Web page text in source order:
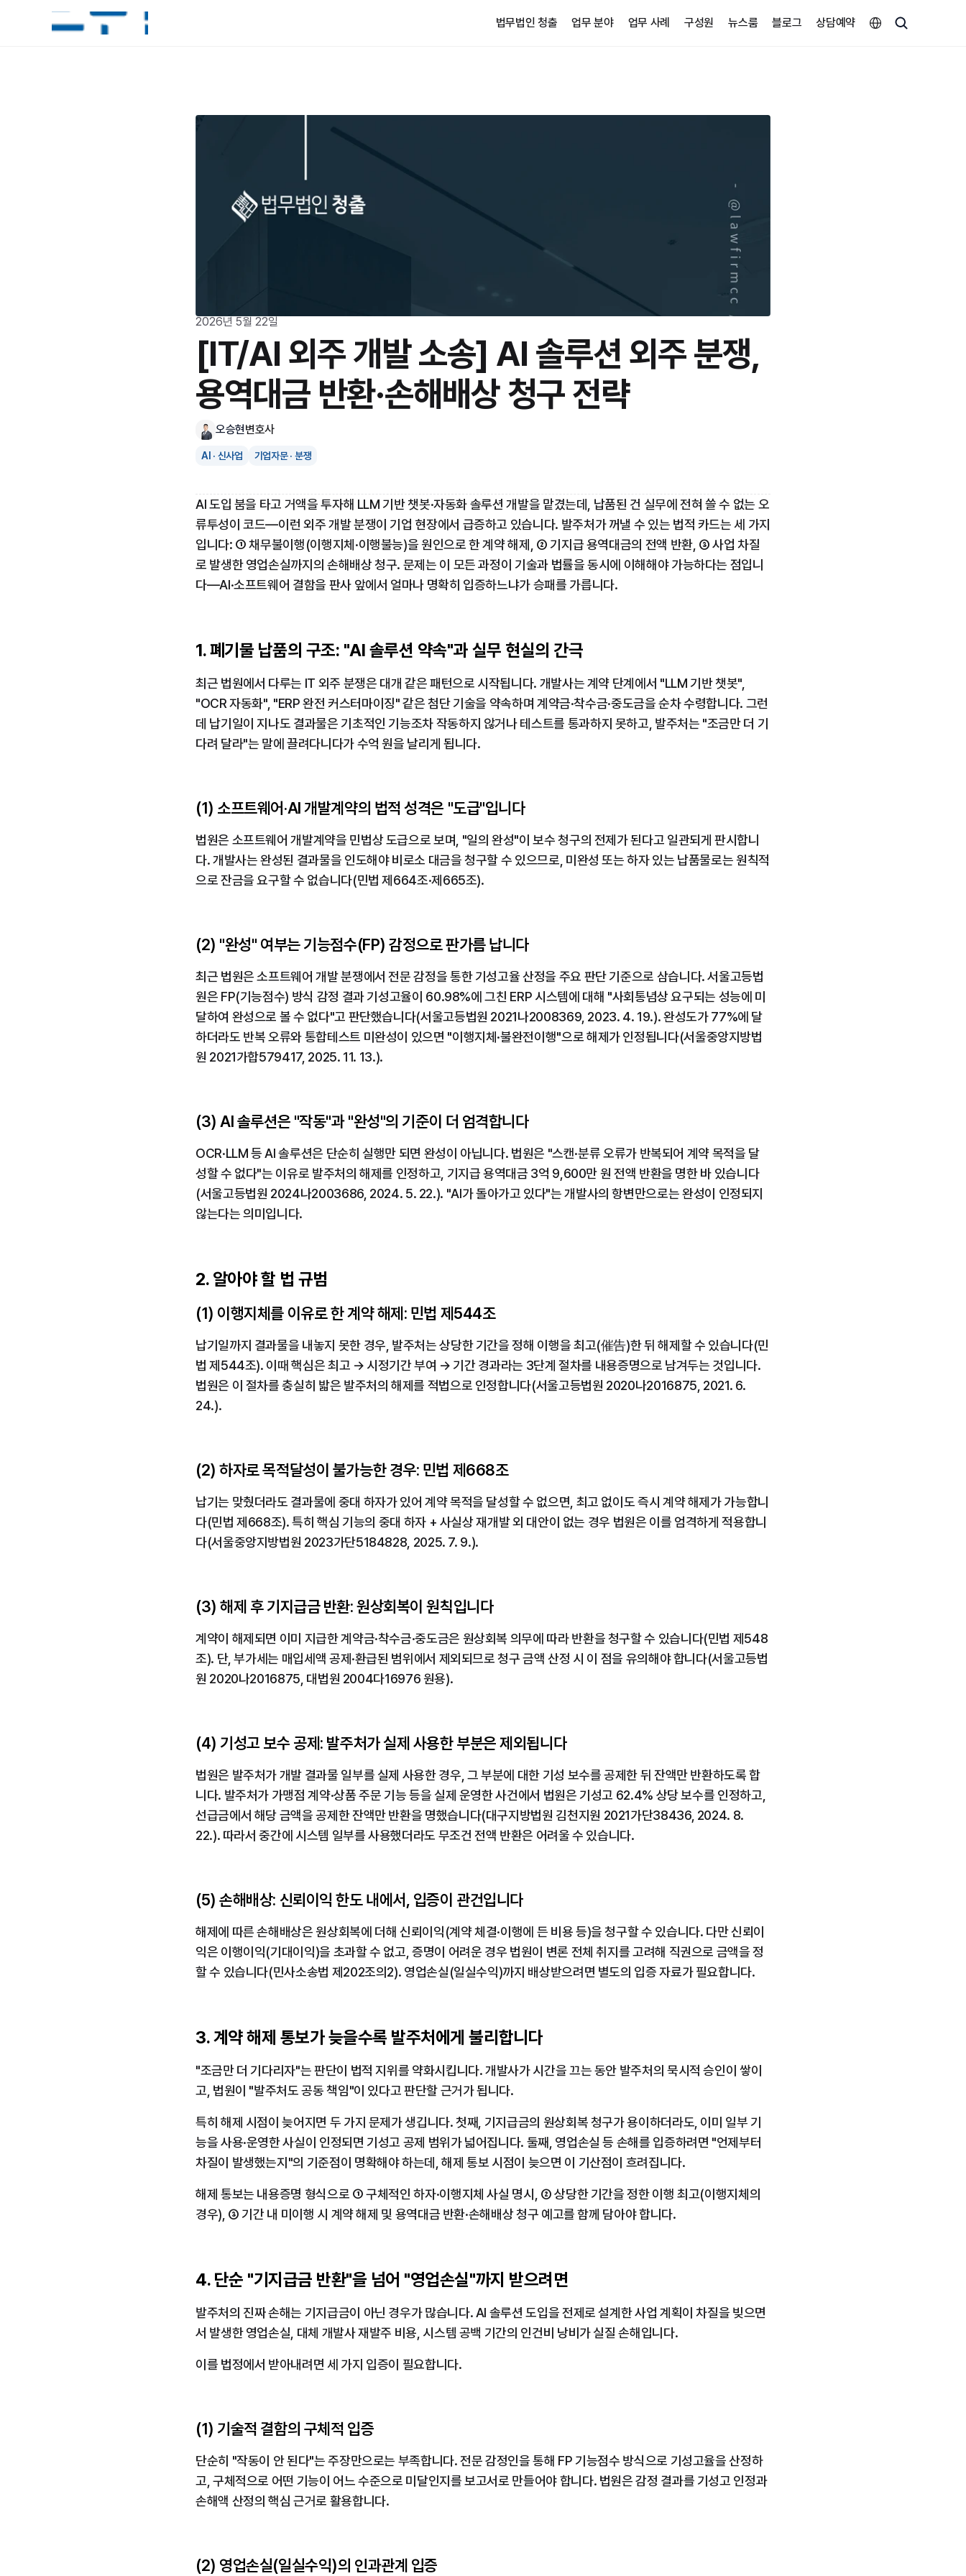
2026년 5월 22일
[IT/AI 외주 개발 소송] AI 솔루션 외주 분쟁,
용역대금 반환·손해배상 청구 전략
오승현변호사
AI · 신사업 기업자문 · 분쟁
AI 도입 붐을 타고 거액을 투자해 LLM 기반 챗봇·자동화 솔루션 개발을 맡겼는데, 납품된 건 실무에 전혀 쓸 수 없는 오
류투성이 코드—이런 외주 개발 분쟁이 기업 현장에서 급증하고 있습니다. 발주처가 꺼낼 수 있는 법적 카드는 세 가지
입니다: ① 채무불이행(이행지체·이행불능)을 원인으로 한 계약 해제, ② 기지급 용역대금의 전액 반환, ③ 사업 차질
로 발생한 영업손실까지의 손해배상 청구. 문제는 이 모든 과정이 기술과 법률을 동시에 이해해야 가능하다는 점입니
다—AI·소프트웨어 결함을 판사 앞에서 얼마나 명확히 입증하느냐가 승패를 가릅니다.
1. 폐기물 납품의 구조: "AI 솔루션 약속"과 실무 현실의 간극
최근 법원에서 다루는 IT 외주 분쟁은 대개 같은 패턴으로 시작됩니다. 개발사는 계약 단계에서 "LLM 기반 챗봇",
"OCR 자동화", "ERP 완전 커스터마이징" 같은 첨단 기술을 약속하며 계약금·착수금·중도금을 순차 수령합니다. 그런
데 납기일이 지나도 결과물은 기초적인 기능조차 작동하지 않거나 테스트를 통과하지 못하고, 발주처는 "조금만 더 기
다려 달라"는 말에 끌려다니다가 수억 원을 날리게 됩니다.
(1) 소프트웨어·AI 개발계약의 법적 성격은 "도급"입니다
법원은 소프트웨어 개발계약을 민법상 도급으로 보며, "일의 완성"이 보수 청구의 전제가 된다고 일관되게 판시합니
다. 개발사는 완성된 결과물을 인도해야 비로소 대금을 청구할 수 있으므로, 미완성 또는 하자 있는 납품물로는 원칙적
으로 잔금을 요구할 수 없습니다(민법 제664조·제665조).
(2) "완성" 여부는 기능점수(FP) 감정으로 판가름 납니다
최근 법원은 소프트웨어 개발 분쟁에서 전문 감정을 통한 기성고율 산정을 주요 판단 기준으로 삼습니다. 서울고등법
원은 FP(기능점수) 방식 감정 결과 기성고율이 60.98%에 그친 ERP 시스템에 대해 "사회통념상 요구되는 성능에 미
달하여 완성으로 볼 수 없다"고 판단했습니다(서울고등법원 2021나2008369, 2023. 4. 19.). 완성도가 77%에 달
하더라도 반복 오류와 통합테스트 미완성이 있으면 "이행지체·불완전이행"으로 해제가 인정됩니다(서울중앙지방법
원 2021가합579417, 2025. 11. 13.).
(3) AI 솔루션은 "작동"과 "완성"의 기준이 더 엄격합니다
OCR·LLM 등 AI 솔루션은 단순히 실행만 되면 완성이 아닙니다. 법원은 "스캔·분류 오류가 반복되어 계약 목적을 달
성할 수 없다"는 이유로 발주처의 해제를 인정하고, 기지급 용역대금 3억 9,600만 원 전액 반환을 명한 바 있습니다
(서울고등법원 2024나2003686, 2024. 5. 22.). "AI가 돌아가고 있다"는 개발사의 항변만으로는 완성이 인정되지
않는다는 의미입니다.
2. 알아야 할 법 규범
(1) 이행지체를 이유로 한 계약 해제: 민법 제544조
납기일까지 결과물을 내놓지 못한 경우, 발주처는 상당한 기간을 정해 이행을 최고(催告)한 뒤 해제할 수 있습니다(민
법 제544조). 이때 핵심은 최고 → 시정기간 부여 → 기간 경과라는 3단계 절차를 내용증명으로 남겨두는 것입니다.
법원은 이 절차를 충실히 밟은 발주처의 해제를 적법으로 인정합니다(서울고등법원 2020나2016875, 2021. 6.
24.).
(2) 하자로 목적달성이 불가능한 경우: 민법 제668조
납기는 맞췄더라도 결과물에 중대 하자가 있어 계약 목적을 달성할 수 없으면, 최고 없이도 즉시 계약 해제가 가능합니
다(민법 제668조). 특히 핵심 기능의 중대 하자 + 사실상 재개발 외 대안이 없는 경우 법원은 이를 엄격하게 적용합니
다(서울중앙지방법원 2023가단5184828, 2025. 7. 9.).
(3) 해제 후 기지급금 반환: 원상회복이 원칙입니다
계약이 해제되면 이미 지급한 계약금·착수금·중도금은 원상회복 의무에 따라 반환을 청구할 수 있습니다(민법 제548
조). 단, 부가세는 매입세액 공제·환급된 범위에서 제외되므로 청구 금액 산정 시 이 점을 유의해야 합니다(서울고등법
원 2020나2016875, 대법원 2004다16976 원용).
(4) 기성고 보수 공제: 발주처가 실제 사용한 부분은 제외됩니다
법원은 발주처가 개발 결과물 일부를 실제 사용한 경우, 그 부분에 대한 기성 보수를 공제한 뒤 잔액만 반환하도록 합
니다. 발주처가 가맹점 계약·상품 주문 기능 등을 실제 운영한 사건에서 법원은 기성고 62.4% 상당 보수를 인정하고,
선급금에서 해당 금액을 공제한 잔액만 반환을 명했습니다(대구지방법원 김천지원 2021가단38436, 2024. 8.
22.). 따라서 중간에 시스템 일부를 사용했더라도 무조건 전액 반환은 어려울 수 있습니다.
(5) 손해배상: 신뢰이익 한도 내에서, 입증이 관건입니다
해제에 따른 손해배상은 원상회복에 더해 신뢰이익(계약 체결·이행에 든 비용 등)을 청구할 수 있습니다. 다만 신뢰이
익은 이행이익(기대이익)을 초과할 수 없고, 증명이 어려운 경우 법원이 변론 전체 취지를 고려해 직권으로 금액을 정
할 수 있습니다(민사소송법 제202조의2). 영업손실(일실수익)까지 배상받으려면 별도의 입증 자료가 필요합니다.
3. 계약 해제 통보가 늦을수록 발주처에게 불리합니다
"조금만 더 기다리자"는 판단이 법적 지위를 약화시킵니다. 개발사가 시간을 끄는 동안 발주처의 묵시적 승인이 쌓이
고, 법원이 "발주처도 공동 책임"이 있다고 판단할 근거가 됩니다.
특히 해제 시점이 늦어지면 두 가지 문제가 생깁니다. 첫째, 기지급금의 원상회복 청구가 용이하더라도, 이미 일부 기
능을 사용·운영한 사실이 인정되면 기성고 공제 범위가 넓어집니다. 둘째, 영업손실 등 손해를 입증하려면 "언제부터
차질이 발생했는지"의 기준점이 명확해야 하는데, 해제 통보 시점이 늦으면 이 기산점이 흐려집니다.
해제 통보는 내용증명 형식으로 ① 구체적인 하자·이행지체 사실 명시, ② 상당한 기간을 정한 이행 최고(이행지체의
경우), ③ 기간 내 미이행 시 계약 해제 및 용역대금 반환·손해배상 청구 예고를 함께 담아야 합니다.
4. 단순 "기지급금 반환"을 넘어 "영업손실"까지 받으려면
발주처의 진짜 손해는 기지급금이 아닌 경우가 많습니다. AI 솔루션 도입을 전제로 설계한 사업 계획이 차질을 빚으면
서 발생한 영업손실, 대체 개발사 재발주 비용, 시스템 공백 기간의 인건비 낭비가 실질 손해입니다.
이를 법정에서 받아내려면 세 가지 입증이 필요합니다.
(1) 기술적 결함의 구체적 입증
단순히 "작동이 안 된다"는 주장만으로는 부족합니다. 전문 감정인을 통해 FP 기능점수 방식으로 기성고율을 산정하
고, 구체적으로 어떤 기능이 어느 수준으로 미달인지를 보고서로 만들어야 합니다. 법원은 감정 결과를 기성고 인정과
손해액 산정의 핵심 근거로 활용합니다.
(2) 영업손실(일실수익)의 인과관계 입증
법무법인 청출 업무 분야 업무 사례 구성원 뉴스룸 블로그 상담예약
Select Language